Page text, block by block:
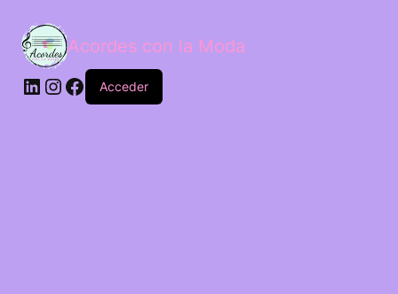
Acordes con la Moda
Acceder